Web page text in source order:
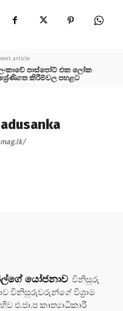
article
පාස්පෝට් එක ලෝක
කිරීම්වල පහළට
යෝජනාව විනිසුරු
විනිසුරුවරුන්ගේ විශ්‍රාම
එ.ජා.ප කෘත්‍යාධිකාරී